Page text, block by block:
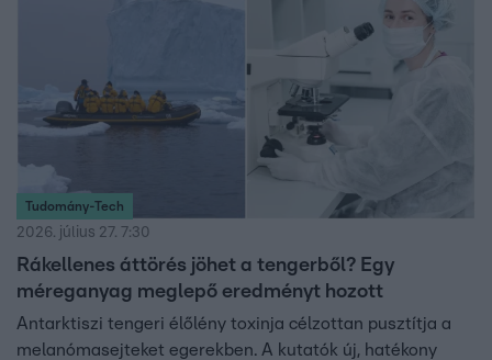
Tudomány-Tech
2026. július 27. 7:30
Rákellenes áttörés jöhet a tengerből? Egy
méreganyag meglepő eredményt hozott
Antarktiszi tengeri élőlény toxinja célzottan pusztítja a
melanómasejteket egerekben. A kutatók új, hatékony